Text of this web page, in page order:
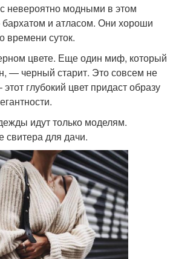
невероятно модными в этом
бархатом и атласом. Они хороши
времени суток.
цвете. Еще один миф, который
— черный старит. Это совсем не
глубокий цвет придаст образу
идут только моделям.
свитера для дачи.